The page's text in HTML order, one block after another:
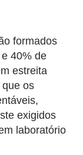
formados
40% de
estreita
os
exigidos
laboratório